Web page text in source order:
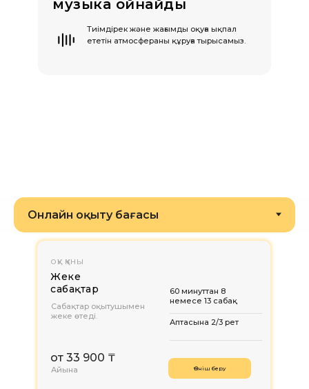
Тиімдірек және жағымды оқуға ықпал
ететін атмосфераны құруға тырысамыз.
музыка ойнайды
Жеке
сабақтар
Сабақтар оқытушымен
жеке өтеді.
от 33 900 ₸
Айына
60 минуттан 8
немесе 13 сабақ
Аптасына 2/3 рет
Өтініш беру
ОҚУ ҚҰНЫ